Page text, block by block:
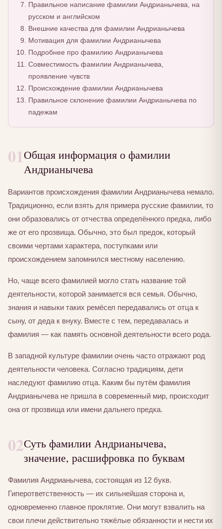
Правильное написание фамилии Андрианычева, на
русском и английском
Внешние качества для фамилии Андрианычева
Мотивация для фамилии Андрианычева
Подробнее про фамилию Андрианычева
Совместимость фамилии Андрианычева,
проявление чувств
Происхождение фамилии Андрианычева
Правильное склонение фамилии Андрианычева по
падежам
01Общая информация о фамилии
Андрианычева
Вариантов происхождения фамилии Андрианычева немало.
Традиционно, если взять для примера русские фамилии, то
они образовались от отчества определённого предка, либо
же от его прозвища. Обычно, это был предок, который
своими чертами характера, поступками или
происхождением запомнился местному населению.
Но, чаще всего фамилией могло стать название той
деятельности, которой занимается вся семья. Обычно,
знания и навыки таких ремёсел передавались от отца к
сыну, от деда к внуку. Вместе с тем, передавалась и
фамилия — как память основной деятельности всего рода.
В западной культуре фамилии очень часто отражают род
деятельности человека. Согласно традициям, дети
наследуют фамилию отца. Каким бы путём фамилия
Андрианычева не пришла в современный мир, происходит
она от прозвища или имени дальнего предка.
02Суть фамилии Андрианычева,
значение, расшифровка по буквам
Фамилия Андрианычева, состоящая из 12 букв.
Гиперответственность — их сильнейшая сторона и,
одновременно главное проклятие. Они могут взвалить на
свои плечи действительно тяжёлые обязанности и нести их